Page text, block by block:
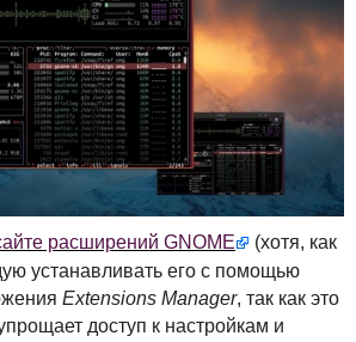
расширений GNOME
(хотя, как
устанавливать его с помощью
Extensions Manager, так как это
доступ к настройкам и